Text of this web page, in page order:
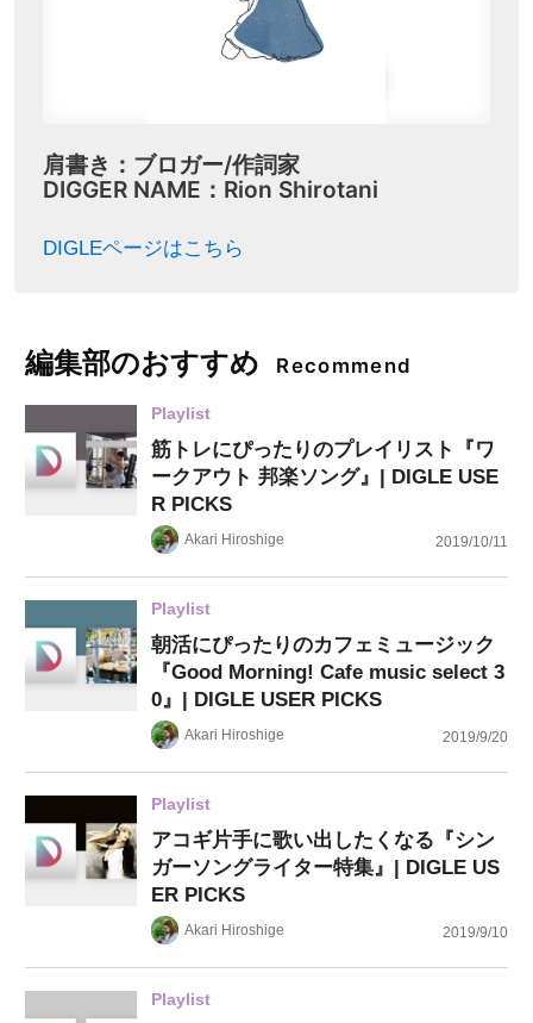
肩書き：ブロガー/作詞家
DIGGER NAME：Rion Shirotani
DIGLEページはこちら
編集部のおすすめ Recommend
Playlist
筋トレにぴったりのプレイリスト『ワ
ークアウト 邦楽ソング』| DIGLE USE
R PICKS
Akari Hiroshige 2019/10/11
Playlist
朝活にぴったりのカフェミュージック
『Good Morning! Cafe music select 3
0』| DIGLE USER PICKS
Akari Hiroshige 2019/9/20
Playlist
アコギ片手に歌い出したくなる『シン
ガーソングライター特集』| DIGLE US
ER PICKS
Akari Hiroshige 2019/9/10
Playlist